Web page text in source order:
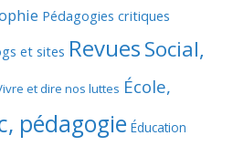
Pédagogies critiques
et sites RevuesSocial,
et dire nos luttes École,
pédagogie Éducation